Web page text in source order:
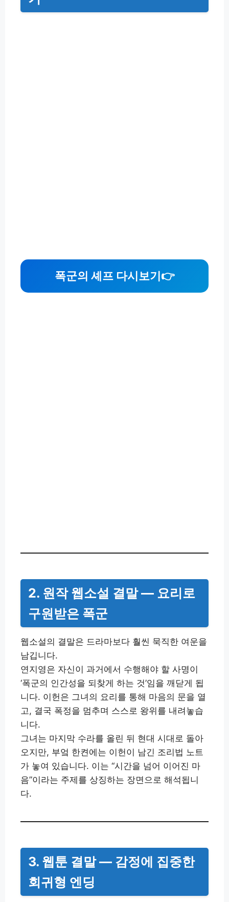
폭군의 셰프 다시보기 👉
2. 원작 웹소설 결말 — 요리로
구원받은 폭군
웹소설의 결말은 드라마보다 훨씬 묵직한 여운을
남깁니다.
연지영은 자신이 과거에서 수행해야 할 사명이
‘폭군의 인간성을 되찾게 하는 것’임을 깨닫게 됩
니다. 이헌은 그녀의 요리를 통해 마음의 문을 열
고, 결국 폭정을 멈추며 스스로 왕위를 내려놓습
니다.
그녀는 마지막 수라를 올린 뒤 현대 시대로 돌아
오지만, 부엌 한켠에는 이헌이 남긴 조리법 노트
가 놓여 있습니다. 이는 “시간을 넘어 이어진 마
음”이라는 주제를 상징하는 장면으로 해석됩니
다.
3. 웹툰 결말 — 감정에 집중한
회귀형 엔딩